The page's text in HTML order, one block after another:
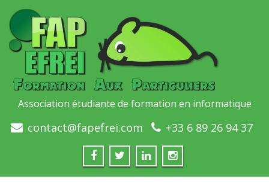
Association étudiante de formation en informatique
contact@fapefrei.com +33 6 89 26 94 37